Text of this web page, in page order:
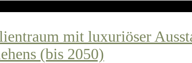
mit luxuriöser
(bis 2050)